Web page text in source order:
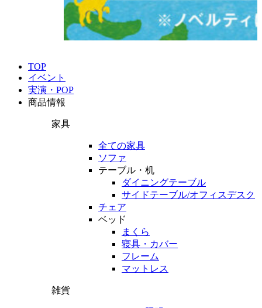
TOP
イベント
実演・POP
商品情報
家具
全ての家具
ソファ
テーブル・机
ダイニングテーブル
サイドテーブル/オフィスデスク
チェア
ベッド
まくら
寝具・カバー
フレーム
マットレス
雑貨